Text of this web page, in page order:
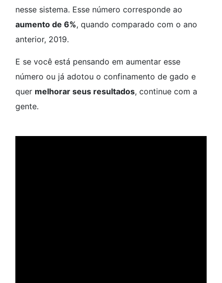
nesse sistema. Esse número corresponde ao
aumento de 6%, quando comparado com o ano
anterior, 2019.
E se você está pensando em aumentar esse
número ou já adotou o confinamento de gado e
quer melhorar seus resultados, continue com a
gente.